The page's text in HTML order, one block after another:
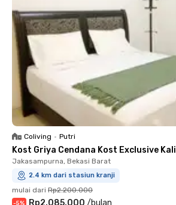
Coliving • Putri
Kost Griya Cendana Kost Exclusive
Jakasampurna, Bekasi Barat
2.4 km dari stasiun kranji
mulai dari Rp2.200.000
-5% Rp2.085.000 /bulan